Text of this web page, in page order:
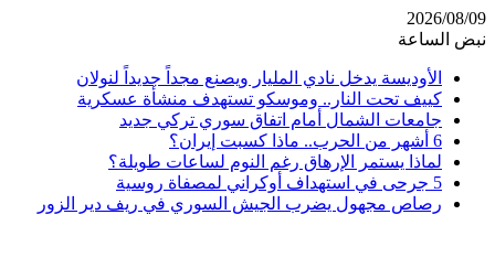
2026/08/09
نبض الساعة
الأوديسة يدخل نادي المليار ويصنع مجداً جديداً لنولان
كييف تحت النار.. وموسكو تستهدف منشأة عسكرية
جامعات الشمال أمام اتفاق سوري تركي جديد
6 أشهر من الحرب.. ماذا كسبت إيران؟
لماذا يستمر الإرهاق رغم النوم لساعات طويلة؟
5 جرحى في استهداف أوكراني لمصفاة روسية
رصاص مجهول يضرب الجيش السوري في ريف دير الزور